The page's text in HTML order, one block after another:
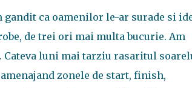
gandit ca oamenilor le-ar surade si
de trei ori mai multa bucurie. Am
luni mai tarziu rasaritul
zonele de start, finish,